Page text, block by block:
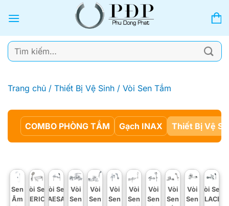
qua
dung
Tìm
kiếm:
Trang chủ / Thiết Bị Vệ Sinh / Vòi Sen Tắm
COMBO PHÒNG TẮM Gạch INAX Thiết Bị Vệ
Sen
Âm
Vòi Sen
AMERICAN
Vòi Sen
CAESAR
Vòi
Sen
Vòi
Sen
Vòi
Sen
Vòi
Sen
Vòi
Sen
Vòi
Sen
Vòi
Sen
Vòi Sen